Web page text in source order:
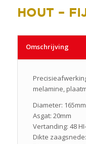
HOUT –
Omschrijving
melamine,
Diameter: 165mm
Asgat: 20mm
Vertanding: 48
Dikte